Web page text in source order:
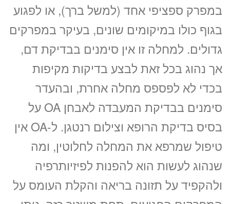
במפרק ספציפי אחד (למשל ברך), או לפגוע
בגוף כולו במיקומים שונים, בעיקר במפרקים
גדולים. למחלה זו אין סימנים בבדיקת דם,
אך נהוג בכל זאת לבצע בדיקות מקיפות
בכדי לא לפספס מחלה אחרת, ובהעדר
סימנים בבדיקת המעבדה לאבחן OA על
בסיס בדיקת הרופא וצילום רנטגן. ל-OA אין
טיפול שמרפא את המחלה לחלוטין, ומה
שנהוג לעשות הוא להפנות לפיזיותרפיה
ולהקפיד על תזונה בריאה והקלת העומס על